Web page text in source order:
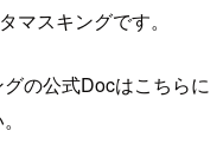
マスキングです。
の公式Docはこちらに